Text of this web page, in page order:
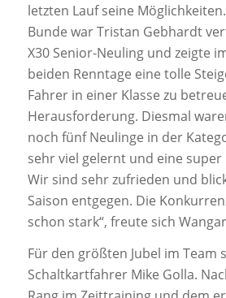
letzten Lauf seine
Bunde war Tristan Gebhardt
X30 Senior-Neuling und zeigte
beiden Renntage eine tolle
Fahrer in einer Klasse zu
Herausforderung. Diesmal
noch fünf Neulinge in der
sehr viel gelernt und eine super
Wir sind sehr zufrieden und
Saison entgegen. Die
schon stark“, freute sich
Für den größten Jubel im Team
Schaltkartfahrer Mike Golla.